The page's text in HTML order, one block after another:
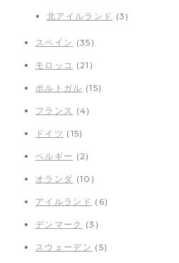
北アイルランド (3)
スペイン (35)
モロッコ (21)
ポルトガル (15)
フランス (4)
ドイツ (15)
ベルギー (2)
オランダ (10)
アイルランド (6)
デンマーク (3)
スウェーデン (5)